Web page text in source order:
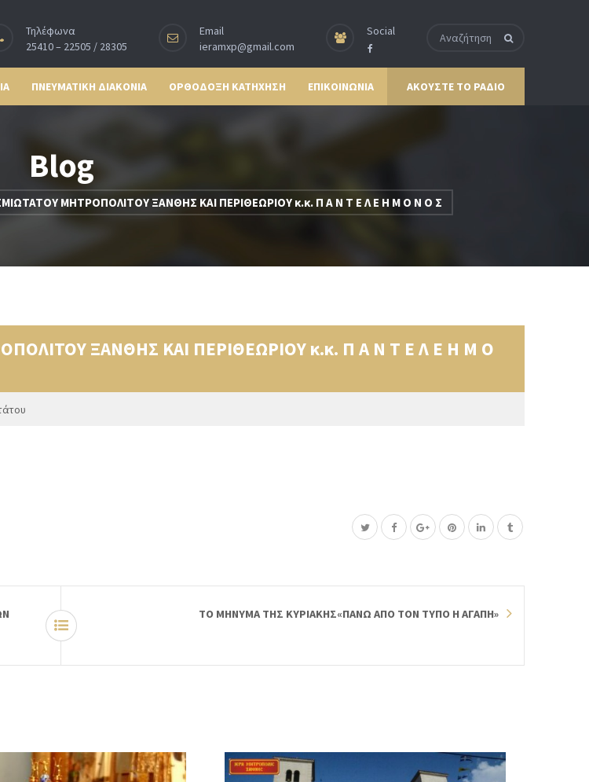
Τηλέφωνα
25410 – 22505 / 28305
Email
ieramxp@gmail.com
Social
ΠΝΕΥΜΑΤΙΚΗ ΔΙΑΚΟΝΙΑ ΟΡΘΟΔΟΞΗ ΚΑΤΗΧΗΣΗ ΕΠΙΚΟΙΝΩΝΙΑ ΑΚΟΥΣΤΕ ΤΟ ΡΑΔΙΟ
Blog
ΜΗΤΡΟΠΟΛΙΤΟΥ ΞΑΝΘΗΣ ΚΑΙ ΠΕΡΙΘΕΩΡΙΟΥ κ.κ. Π Α Ν Τ Ε Λ Ε Η Μ Ο Ν Ο Σ
ΞΑΝΘΗΣ ΚΑΙ ΠΕΡΙΘΕΩΡΙΟΥ κ.κ. Π Α Ν Τ Ε Λ Ε Η Μ Ο
ΤΟ ΜΗΝΥΜΑ ΤΗΣ ΚΥΡΙΑΚΗΣ«ΠΑΝΩ ΑΠΟ ΤΟΝ ΤΥΠΟ Η ΑΓΑΠΗ»